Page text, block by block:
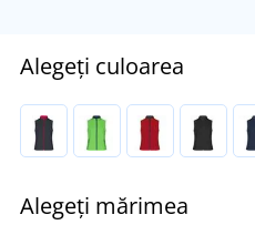
Alegeți culoarea
Alegeți mărimea